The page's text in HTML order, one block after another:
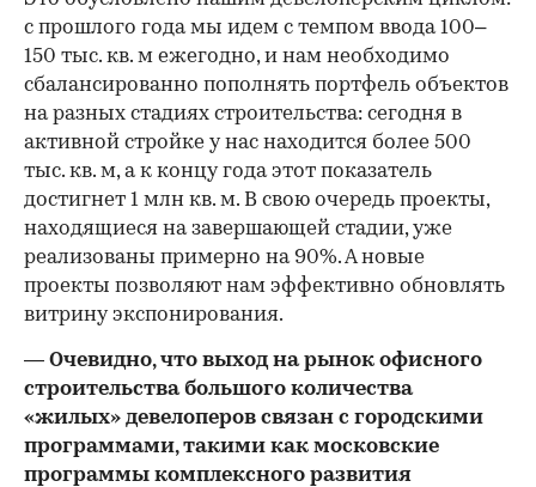
с прошлого года мы идем с темпом ввода 100–
150 тыс. кв. м ежегодно, и нам необходимо
сбалансированно пополнять портфель объектов
на разных стадиях строительства: сегодня в
активной стройке у нас находится более 500
тыс. кв. м, а к концу года этот показатель
достигнет 1 млн кв. м. В свою очередь проекты,
находящиеся на завершающей стадии, уже
реализованы примерно на 90%. А новые
проекты позволяют нам эффективно обновлять
витрину экспонирования.
— Очевидно, что выход на рынок офисного
строительства большого количества
«жилых» девелоперов связан с городскими
программами, такими как московские
программы комплексного развития